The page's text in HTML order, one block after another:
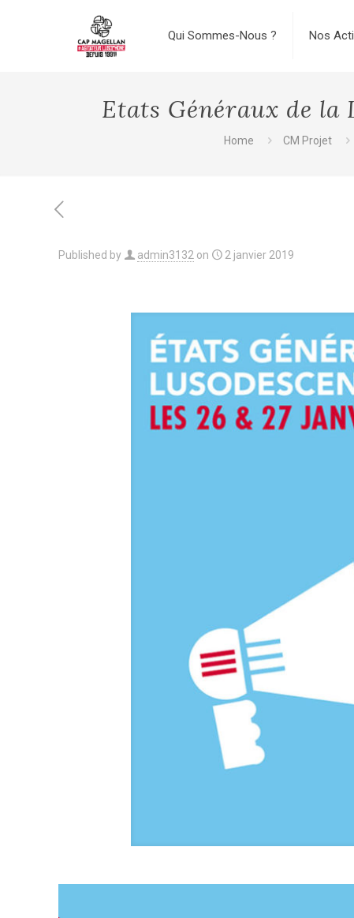
Qui Sommes-Nous ? Nos
Etats Généraux de la
Home CM Projet
Published by admin3132 on 2 janvier 2019